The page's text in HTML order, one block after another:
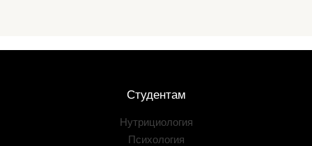
Студентам
Нутрициология
Психология